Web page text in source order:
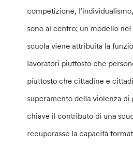
competizione,
sono al centro; un modello nel
scuola viene attribuita la
lavoratori piuttosto che
piuttosto che cittadine e
superamento della violenza di
chiave il contributo di una
recuperasse la capacità